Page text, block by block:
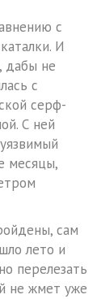
с
И
дабы не
с
серф-
С ней
месяцы,
сам
лето и
перелезать
не жмет уже